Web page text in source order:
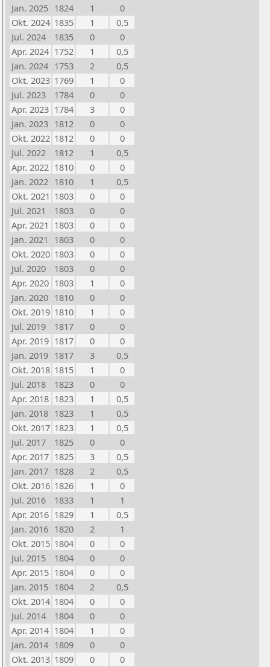
Jan. 2025 1824 1
0
Okt. 2024 1835 1
0,5
Jul. 2024
1835 0
0
Apr. 2024 1752 1
0,5
Jan. 2024 1753 2
0,5
Okt. 2023 1769 1
0
Jul. 2023
1784 0
0
Apr. 2023 1784 3
0
Jan. 2023 1812 0
0
Okt. 2022 1812 0
0
Jul. 2022
1812 1
0,5
Apr. 2022 1810 0
0
Jan. 2022 1810 1
0,5
Okt. 2021 1803 0
0
Jul. 2021
1803 0
0
Apr. 2021 1803 0
0
Jan. 2021
1803 0
0
Okt. 2020 1803 0
0
Jul. 2020
1803 0
0
Apr. 2020 1803 1
0
Jan. 2020 1810 0
0
Okt. 2019 1810 1
0
Jul. 2019
1817 0
0
Apr. 2019 1817 0
0
Jan. 2019 1817 3
0,5
Okt. 2018 1815 1
0
Jul. 2018
1823 0
0
Apr. 2018 1823 1
0,5
Jan. 2018 1823 1
0,5
Okt. 2017 1823 1
0,5
Jul. 2017
1825 0
0
Apr. 2017 1825 3
0,5
Jan. 2017 1828 2
0,5
Okt. 2016 1826 1
0
Jul. 2016
1833 1
1
Apr. 2016 1829 1
0,5
Jan. 2016 1820 2
1
Okt. 2015 1804 0
0
Jul. 2015
1804 0
0
Apr. 2015 1804 0
0
Jan. 2015 1804 2
0,5
Okt. 2014 1804 0
0
Jul. 2014
1804 0
0
Apr. 2014 1804 1
0
Jan. 2014 1809 0
0
Okt. 2013 1809 0
0